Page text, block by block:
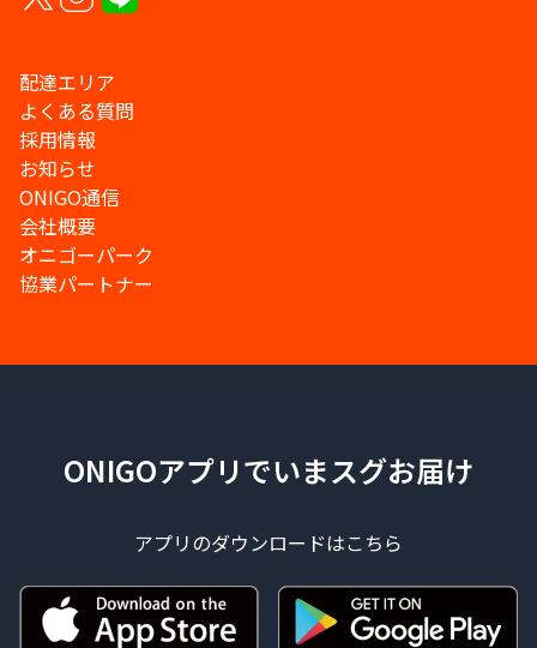
配達エリア
よくある質問
採用情報
お知らせ
ONIGO通信
会社概要
オニゴーパーク
協業パートナー
ONIGOアプリでいまスグお届け
アプリのダウンロードはこちら